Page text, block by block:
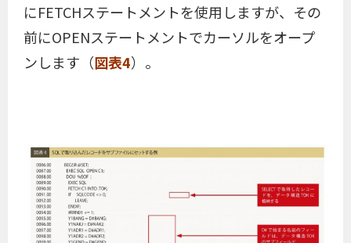
にFETCHステートメントを使用しますが、その
前にOPENステートメントでカーソルをオープ
ンします（図表4）。